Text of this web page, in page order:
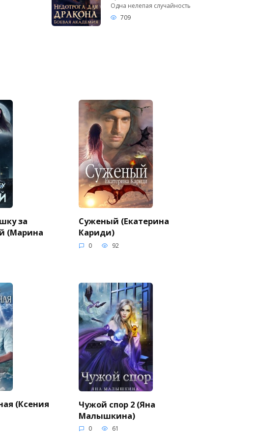
Одна нелепая случайность
709
за
(Марина
Суженый (Екатерина
Кариди)
0 92
(Ксения
Чужой спор 2 (Яна
Малышкина)
0 61